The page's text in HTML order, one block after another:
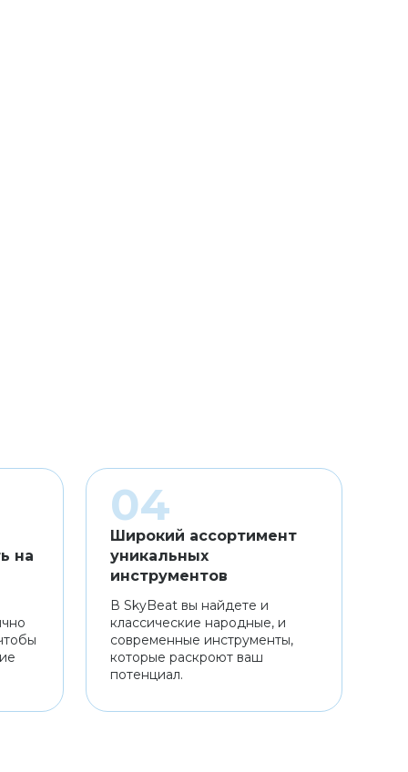
на
Широкий ассортимент
уникальных
инструментов
В SkyBeat вы найдете и
классические народные, и
современные инструменты,
которые раскроют ваш
потенциал.